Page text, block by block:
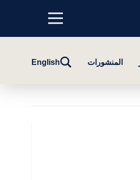
Menu
top
المنشورات
تبديلEnglish